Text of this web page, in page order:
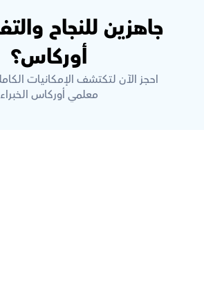
أوركاس؟
معلمي أوركاس الخبراء